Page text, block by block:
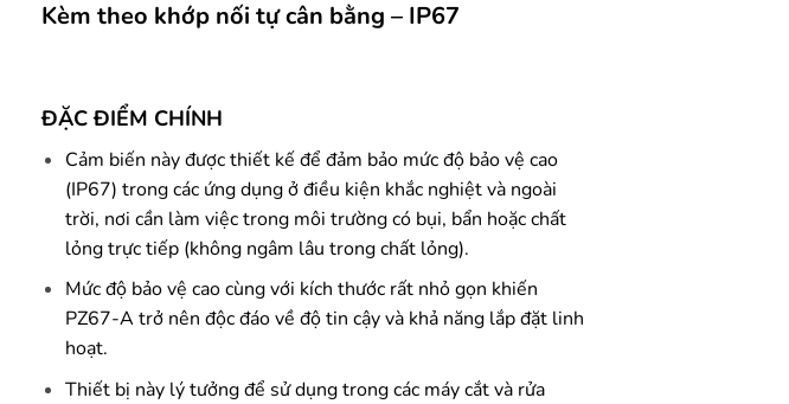
Kèm theo khớp nối tự cân bằng – IP67
ĐẶC ĐIỂM CHÍNH
Cảm biến này được thiết kế để đảm bảo mức độ bảo vệ cao
(IP67) trong các ứng dụng ở điều kiện khắc nghiệt và ngoài
trời, nơi cần làm việc trong môi trường có bụi, bẩn hoặc chất
lỏng trực tiếp (không ngâm lâu trong chất lỏng).
Mức độ bảo vệ cao cùng với kích thước rất nhỏ gọn khiến
PZ67-A trở nên độc đáo về độ tin cậy và khả năng lắp đặt linh
hoạt.
Thiết bị này lý tưởng để sử dụng trong các máy cắt và rửa